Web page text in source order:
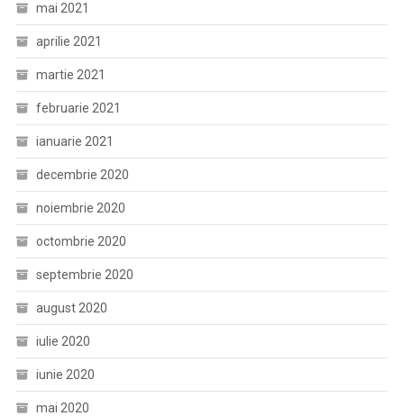
mai 2021
aprilie 2021
martie 2021
februarie 2021
ianuarie 2021
decembrie 2020
noiembrie 2020
octombrie 2020
septembrie 2020
august 2020
iulie 2020
iunie 2020
mai 2020